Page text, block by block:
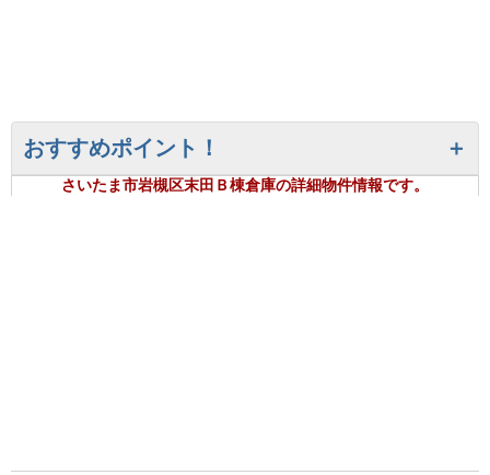
おすすめポイント！
さいたま市岩槻区末田Ｂ棟倉庫の詳細物件情報です。